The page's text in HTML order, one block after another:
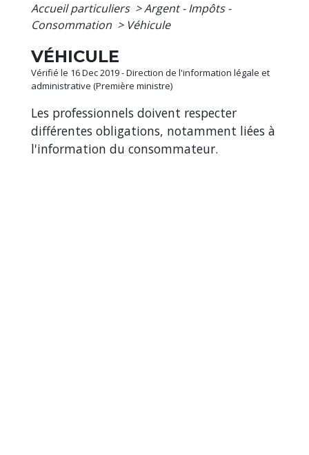
Accueil particuliers >Argent - Impôts -
Consommation > Véhicule
VÉHICULE
Vérifié le 16 Dec 2019 - Direction de l'information légale et
administrative (Première ministre)
Les professionnels doivent respecter
différentes obligations, notamment liées à
l'information du consommateur.